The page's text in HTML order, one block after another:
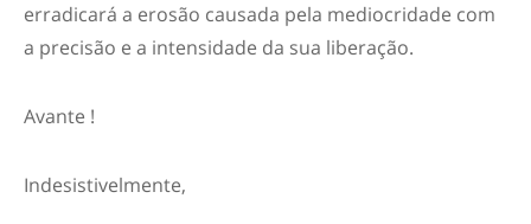
erradicará a erosão causada pela mediocridade com
a precisão e a intensidade da sua liberação.
Avante !
Indesistivelmente,